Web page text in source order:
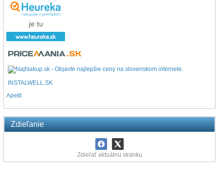
INSTALWELL.SK
Apetit
Zdieľanie
Zdieľať aktuálnu stránku